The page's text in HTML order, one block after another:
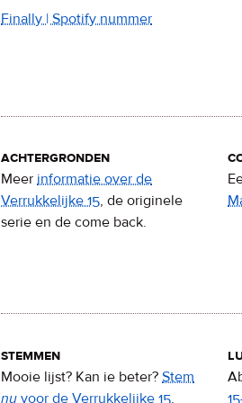
Finally | Spotify nummer
achtergronden
Meer informatie over de
Verrukkelijke 15, de originele
serie en de come back.
stemmen
Mooie lijst? Kan ie beter? Stem
nu voor de Verrukkelijke 15.